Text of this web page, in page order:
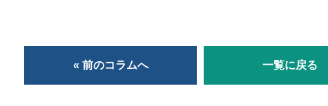
« 前のコラムへ 一覧に戻る